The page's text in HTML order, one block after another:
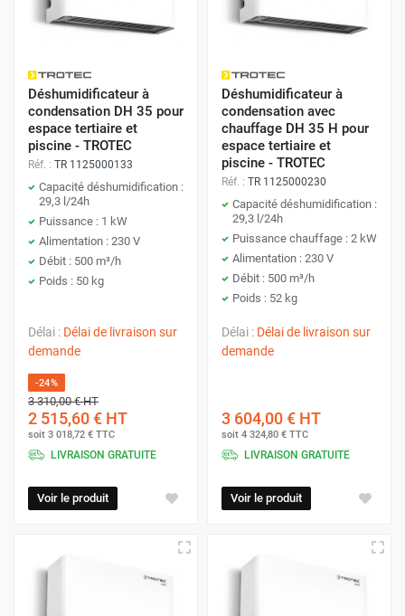
Déshumidificateur à
condensation DH 35 pour
espace tertiaire et
piscine - TROTEC
Réf. : TR 1125000133
Capacité déshumidification :
29,3 l/24h
Puissance : 1 kW
Alimentation : 230 V
Débit : 500 m³/h
Poids : 50 kg
Délai : Délai de livraison sur
demande
-24%
3 310,00 €HT
2 515,60 € HT
soit 3 018,72 € TTC
LIVRAISON GRATUITE
Voir le produit
Déshumidificateur à
condensation avec
chauffage DH 35 H pour
espace tertiaire et
piscine - TROTEC
Réf. : TR 1125000230
Capacité déshumidification :
29,3 l/24h
Puissance chauffage : 2 kW
Alimentation : 230 V
Débit : 500 m³/h
Poids : 52 kg
Délai : Délai de livraison sur
demande
3 604,00 € HT
soit 4 324,80 € TTC
LIVRAISON GRATUITE
Voir le produit